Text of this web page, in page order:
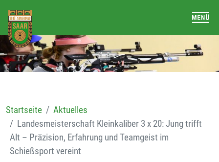
Startseite
Aktuelles
Landesmeisterschaft Kleinkaliber 3 x 20: Jung trifft
Alt – Präzision, Erfahrung und Teamgeist im
Schießsport vereint